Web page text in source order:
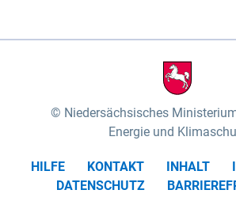
Niedersächsisches
Energie und
HILFE KONTAKT INHALT
DATENSCHUTZ